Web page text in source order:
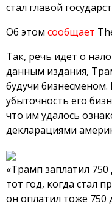
стал главой
Об этом сообщает
Так, речь идет о
данным издания,
будучи
убыточность его
что им удалось
декларациями
«Трамп заплатил
тот год, когда стал
он оплатил тоже 750